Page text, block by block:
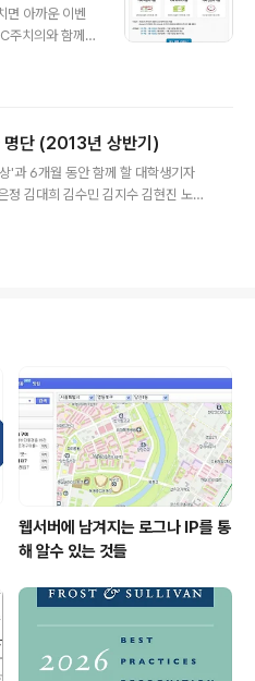
다니! 지인들도
들어가보세요.
도 받는 일석이
아까운 이벤
주치의와 함께하
주치의 제품도
도 기회 놓치지 않
요^^ 그럼 지금
여러분을 기다
증정] ▶대상: 안
명단 (2013년 상반기)
과 6개월 동안 함께 할 대학생기자
정 김대희 김수민 김지수 김현진 노현
격하신 분들 모두 축하합니다. 자세
웹서버에 남겨지는 로그나 IP를 통
해 알수 있는 것들